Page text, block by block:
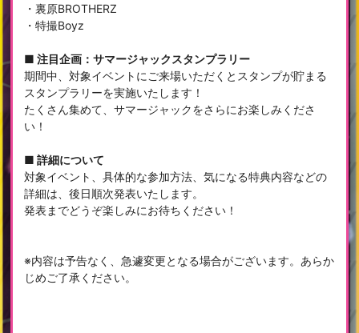
・裏原BROTHERZ
・特撮Boyz
■ 注目企画：サマージャックスタンプラリー
期間中、対象イベントにご来場いただくとスタンプが貯まる
スタンプラリーを実施いたします！
たくさん集めて、サマージャックをさらにお楽しみくださ
い！
■ 詳細について
対象イベント、具体的な参加方法、気になる特典内容などの
詳細は、後日順次発表いたします。
発表までどうぞ楽しみにお待ちください！
※内容は予告なく、急遽変更となる場合がございます。あらか
じめご了承ください。